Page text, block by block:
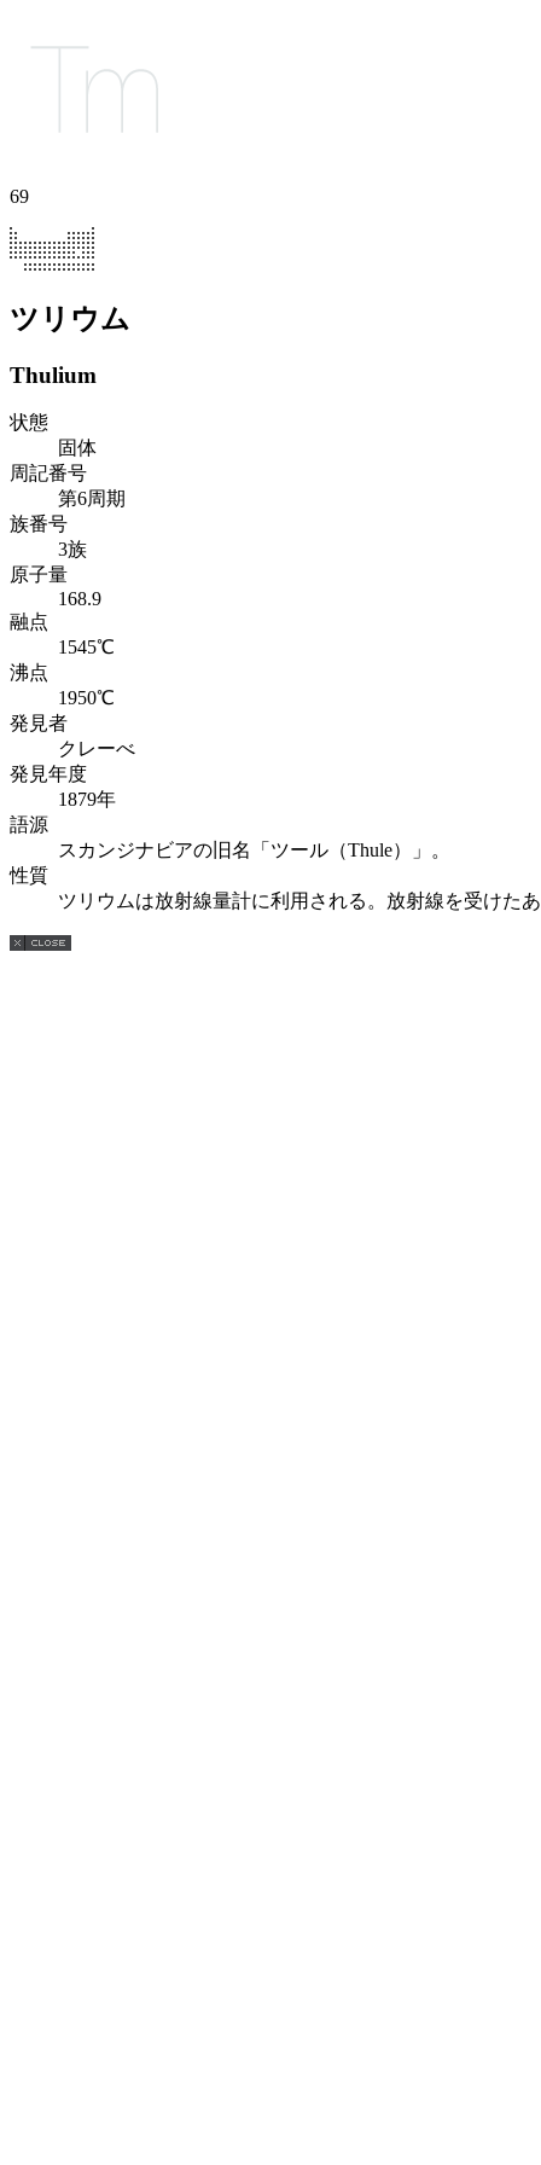
69
ツリウム
Thulium
状態
固体
周記番号
第6周期
族番号
3族
原子量
168.9
融点
1545℃
沸点
1950℃
発見者
クレーべ
発見年度
1879年
語源
スカンジナビアの旧名「ツール（Thule）」。
性質
ツリウムは放射線量計に利用される。放射線を受けた